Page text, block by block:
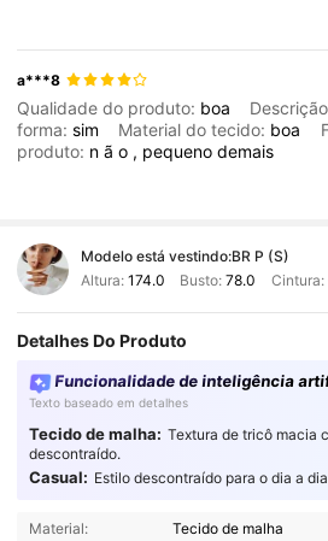
a***8
Qualidade do produto: boa
forma:sim Material do tecido: boa
produto: não , pequenodemais
Modelo está vestindo:BR P (S)
Altura: 174.0 Busto:78.0 Cintura:
Detalhes Do Produto
Funcionalidade de inteligência
Texto baseado em detalhes
Tecido de malha: Textura de tricô macia
descontraído.
Casual: Estilo descontraído para o dia a
Material:
Tecido de malha